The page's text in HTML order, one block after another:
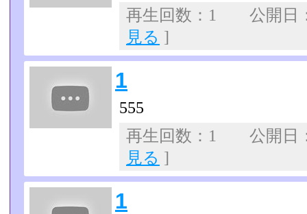
再生回数：1 公開
見る ]
1
555
再生回数：1 公開
見る ]
1